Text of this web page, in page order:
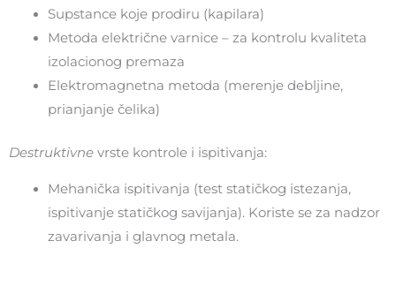
Supstance koje prodiru (kapilara)
Metoda električne varnice – za kontrolu kvaliteta
izolacionog premaza
Elektromagnetna metoda (merenje debljine,
prianjanje čelika)
Destruktivne vrste kontrole i ispitivanja:
Mehanička ispitivanja (test statičkog istezanja,
ispitivanje statičkog savijanja). Koriste se za nadzor
zavarivanja i glavnog metala.